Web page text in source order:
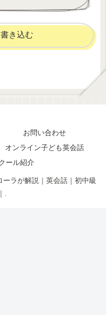
き込む
お問い合わせ
オンライン子ども英会話
ール紹介
ラが解説｜英会話｜初中級
.